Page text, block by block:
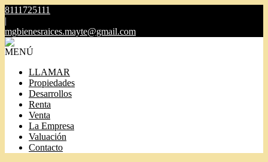
8111725111
|
mgbienesraices.mayte@gmail.com
MENÚ
LLAMAR
Propiedades
Desarrollos
Renta
Venta
La Empresa
Valuación
Contacto